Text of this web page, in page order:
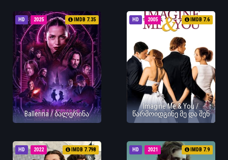
HD 2025 IMDB 7.35
Ballerina / ბალერინა
HD 2005 IMDB 7.6
Imagine Me & You /
წარმოიდგინე მე და შენ
HD 2022 IMDB 7.798 HD 2021 IMDB 7.9